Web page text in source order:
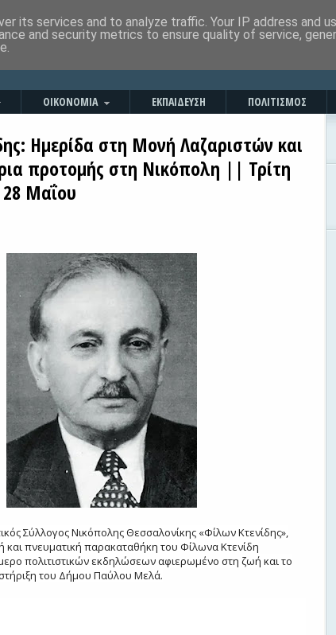
ΟΙΚΟΝΟΜΙΑ ΕΚΠΑΙΔΕΥΣΗ ΠΟΛΙΤΙΣΜΟΣ
Ημερίδα στη Μονή Λαζαριστών και
προτομής στη Νικόπολη || Τρίτη
Μαΐου
Σύλλογος Νικόπολης Θεσσαλονίκης «Φίλων Κτενίδης»,
και πνευματική παρακαταθήκη του Φίλωνα Κτενίδη
πολιτιστικών εκδηλώσεων αφιερωμένο στη ζωή και το
του Δήμου Παύλου Μελά.
its services and to analyze traffic. Your IP address and
and security metrics to ensure quality of service,